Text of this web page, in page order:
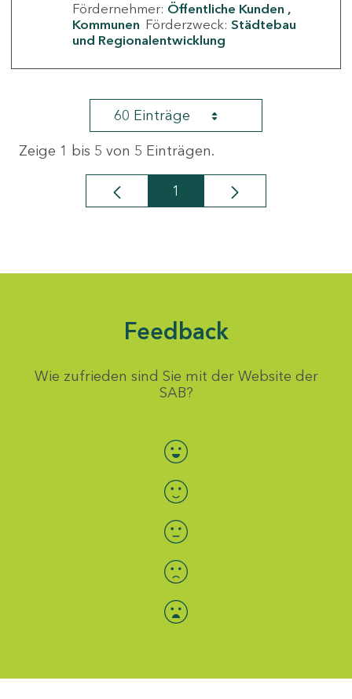
Fördernehmer: Öffentliche Kunden
Kommunen Förderzweck: Städtebau
und Regionalentwicklung
60 Einträge
Zeige 1 bis 5 von 5 Einträgen.
Seite
1
Feedback
Wie zufrieden sind Sie mit der Website der
SAB?
Bewertung auswählen